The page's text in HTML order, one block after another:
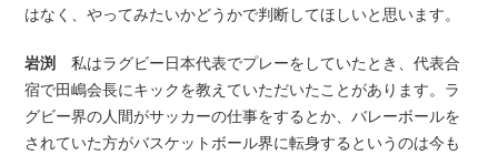
はなく、やってみたいかどうかで判断してほしいと思います。
岩渕私はラグビー日本代表でプレーをしていたとき、代表合
宿で田嶋会長にキックを教えていただいたことがあります。ラ
グビー界の人間がサッカーの仕事をするとか、バレーボールを
されていた方がバスケットボール界に転身するというのは今も